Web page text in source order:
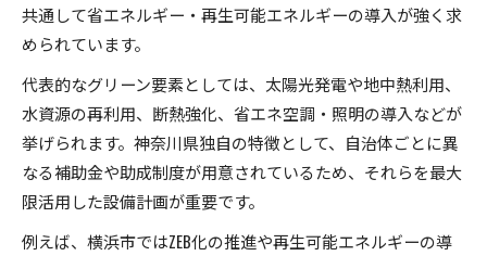
共通して省エネルギー・再生可能エネルギーの導入が強く求
められています。
代表的なグリーン要素としては、太陽光発電や地中熱利用、
水資源の再利用、断熱強化、省エネ空調・照明の導入などが
挙げられます。神奈川県独自の特徴として、自治体ごとに異
なる補助金や助成制度が用意されているため、それらを最大
限活用した設備計画が重要です。
例えば、横浜市ではZEB化の推進や再生可能エネルギーの導